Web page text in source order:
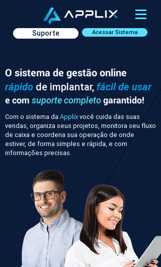
Acessar Sistema
Suporte
O sistema de gestão online
rápido de implantar, fácil de usar
e com suporte completogarantido!
Com o sistema daApplixvocê cuida das suas
vendas, organiza seus projetos, monitora seu fluxo
de caixa e coordena sua operação de onde
estiver, de forma simples e rápida, e com
informações precisas.